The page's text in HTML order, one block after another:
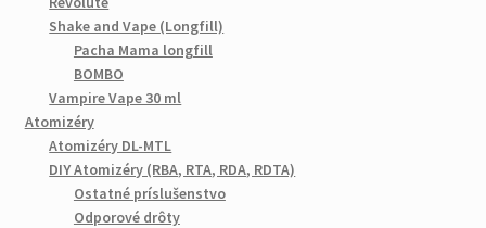
Shake and Vape (Longfill)
Pacha Mama longfill
BOMBO
Vampire Vape 30 ml
Atomizéry
Atomizéry DL-MTL
DIY Atomizéry (RBA, RTA, RDA, RDTA)
Ostatné príslušenstvo
Odporové drôty